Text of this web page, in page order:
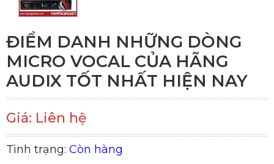
ĐIỂM DANH NHỮNG DÒNG
MICRO VOCAL CỦA HÃNG
AUDIX TỐT NHẤT HIỆN NAY
Giá: Liên hệ
Tình trạng: Còn hàng